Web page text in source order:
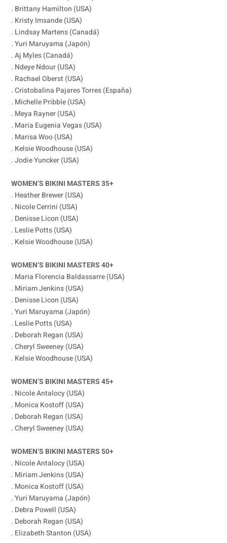
. Brittany Hamilton (USA)
. Kristy Imsande (USA)
. Lindsay Martens (Canadá)
. Yuri Maruyama (Japón)
. Aj Myles (Canadá)
. Ndeye Ndour (USA)
. Rachael Oberst (USA)
. Cristobalina Pajares Torres (España)
. Michelle Pribble (USA)
. Meya Rayner (USA)
. Maria Eugenia Vegas (USA)
. Marisa Woo (USA)
. Kelsie Woodhouse (USA)
. Jodie Yuncker (USA)
WOMEN’S BIKINI MASTERS 35+
. Heather Brewer (USA)
. Nicole Cerrini (USA)
. Denisse Licon (USA)
. Leslie Potts (USA)
. Kelsie Woodhouse (USA)
WOMEN’S BIKINI MASTERS 40+
. Maria Florencia Baldassarre (USA)
. Miriam Jenkins (USA)
. Denisse Licon (USA)
. Yuri Maruyama (Japón)
. Leslie Potts (USA)
. Deborah Regan (USA)
. Cheryl Sweeney (USA)
. Kelsie Woodhouse (USA)
WOMEN’S BIKINI MASTERS 45+
. Nicole Antalocy (USA)
. Monica Kostoff (USA)
. Deborah Regan (USA)
. Cheryl Sweeney (USA)
WOMEN’S BIKINI MASTERS 50+
. Nicole Antalocy (USA)
. Miriam Jenkins (USA)
. Monica Kostoff (USA)
. Yuri Maruyama (Japón)
. Debra Powell (USA)
. Deborah Regan (USA)
. Elizabeth Stanton (USA)